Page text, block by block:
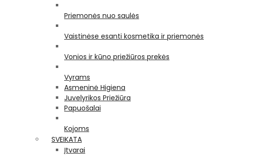
Priemonės nuo saulės
Vaistinėse esanti kosmetika ir priemonės
Vonios ir kūno priežiūros prekės
Vyrams
Asmeninė Higiena
Juvelyrikos Priežiūra
Papuošalai
Kojoms
SVEIKATA
Įtvarai